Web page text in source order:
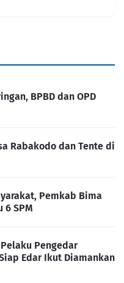
BPBD dan OPD
Rabakodo dan Tente di
Pemkab Bima
6 SPM
Pengedar
Edar Ikut Diamankan